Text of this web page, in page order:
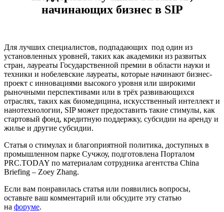
начинающих бизнес в SIP
Для лучших специалистов, подпадающих под один из
установленных уровней, таких как академики из развитых
стран, лауреаты Государственной премии в области науки и
техники и нобелевские лауреаты, которые начинают бизнес-
проект с инновациями высокого уровня или широкими
рыночными перспективами или в трёх развивающихся
отраслях, таких как биомедицина, искусственный интеллект и
нанотехнологии, SIP может предоставить такие стимулы, как
стартовый фонд, кредитную поддержку, субсидии на аренду и
жилье и другие субсидии.
Статья о стимулах и благоприятной политика, доступных в
промышленном парке Сучжоу, подготовлена Порталом
PRC.TODAY по материалам сотрудника агентства China
Briefing – Zoey Zhang.
Если вам понравилась статья или появились вопросы,
оставьте ваш комментарий или обсудите эту статью
на форуме.